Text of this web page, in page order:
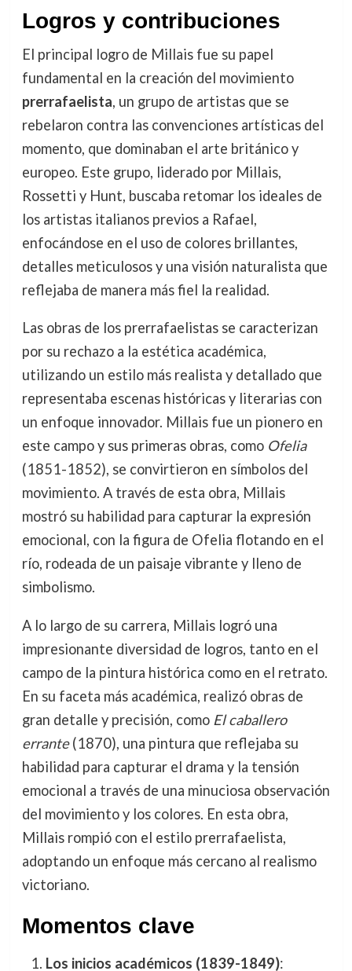
Logros y contribuciones
El principal logro de Millais fue su papel
fundamental en la creación del movimiento
prerrafaelista, un grupo de artistas que se
rebelaron contra las convenciones artísticas del
momento, que dominaban el arte británico y
europeo. Este grupo, liderado por Millais,
Rossetti y Hunt, buscaba retomar los ideales de
los artistas italianos previos a Rafael,
enfocándose en el uso de colores brillantes,
detalles meticulosos y una visión naturalista que
reflejaba de manera más fiel la realidad.
Las obras de los prerrafaelistas se caracterizan
por su rechazo a la estética académica,
utilizando un estilo más realista y detallado que
representaba escenas históricas y literarias con
un enfoque innovador. Millais fue un pionero en
este campo y sus primeras obras, como Ofelia
(1851-1852), se convirtieron en símbolos del
movimiento. A través de esta obra, Millais
mostró su habilidad para capturar la expresión
emocional, con la figura de Ofelia flotando en el
río, rodeada de un paisaje vibrante y lleno de
simbolismo.
A lo largo de su carrera, Millais logró una
impresionante diversidad de logros, tanto en el
campo de la pintura histórica como en el retrato.
En su faceta más académica, realizó obras de
gran detalle y precisión, como El caballero
errante(1870), una pintura que reflejaba su
habilidad para capturar el drama y la tensión
emocional a través de una minuciosa observación
del movimiento y los colores. En esta obra,
Millais rompió con el estilo prerrafaelista,
adoptando un enfoque más cercano al realismo
victoriano.
Momentos clave
Los inicios académicos (1839-1849):